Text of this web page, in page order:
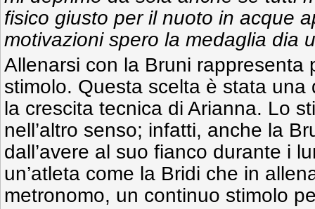
fisico giusto per il nuoto in acque
motivazioni spero la medaglia dia
Allenarsi con la Bruni rappresenta
stimolo. Questa scelta è stata una
la crescita tecnica di Arianna. Lo
nell’altro senso; infatti, anche la
dall’avere al suo fianco durante i
un’atleta come la Bridi che in
metronomo, un continuo stimolo